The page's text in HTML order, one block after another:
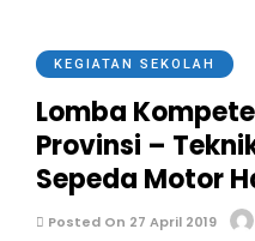
KEGIATAN SEKOLAH
Lomba
Provinsi –
Sepeda Motor
Posted On 27 April 2019